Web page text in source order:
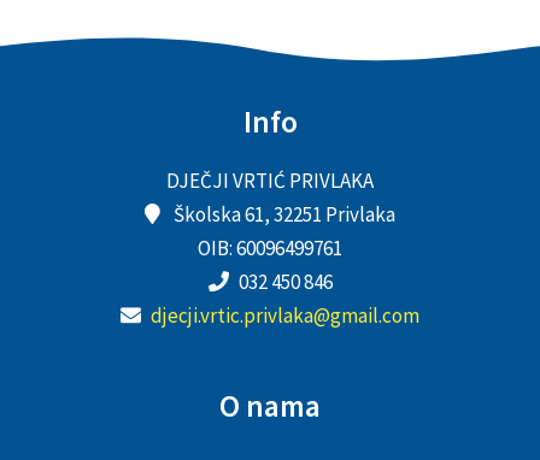
Info
DJEČJI VRTIĆ PRIVLAKA
Školska 61, 32251 Privlaka
OIB: 60096499761
032 450 846
djecji.vrtic.privlaka@gmail.com
O nama